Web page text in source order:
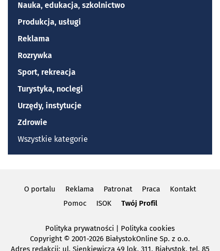
Nauka, edukacja, szkolnictwo
Produkcja, usługi
Reklama
Rozrywka
Sport, rekreacja
Turystyka, noclegi
Urzędy, instytucje
Zdrowie
Wszystkie kategorie
O portalu Reklama Patronat Praca
Kontakt
Pomoc
ISOK Twój Profil
Polityka prywatności
Polityka cookies
Copyright© 2001-2026 BiałystokOnline Sp. z o.o.